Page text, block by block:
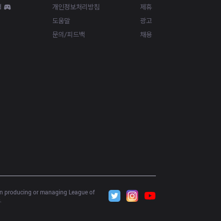
개인정보처리방침
도움말
문의/피드백
제휴
광고
채용
producing or managing League of